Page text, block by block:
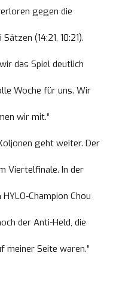
wait.
gegen die
(14:21, 10:21).
das Spiel deutlich
Woche für uns. Wir
wir mit.“
geht weiter. Der
Viertelfinale. In der
Champion Chou
der Anti-Held, die
meiner Seite waren.“